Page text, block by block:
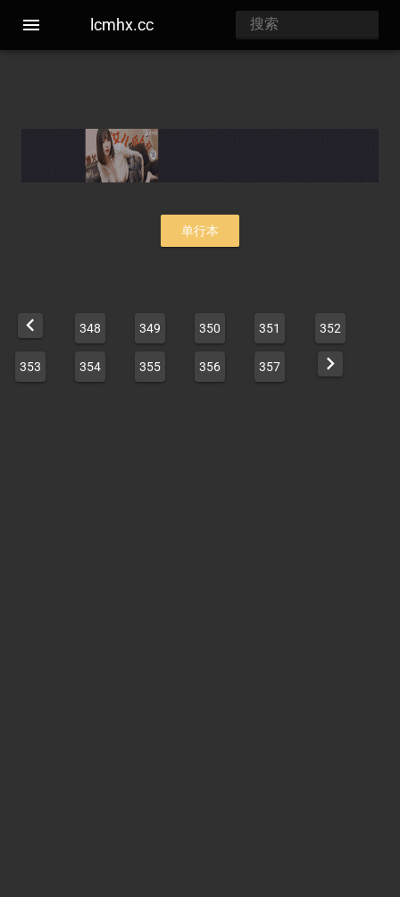
lcmhx.cc
单行本
348 349 350 351 352
353 354 355 356 357